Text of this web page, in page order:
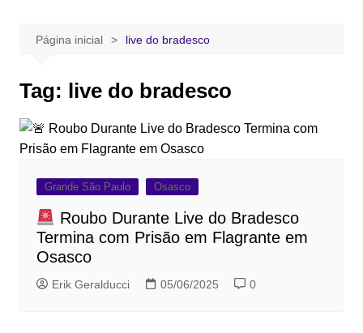
Página inicial live do bradesco
Tag: live do bradesco
Grande São Paulo Osasco
Roubo Durante Live do Bradesco
Termina com Prisão em Flagrante em
Osasco
Erik Geralducci 05/06/2025 0